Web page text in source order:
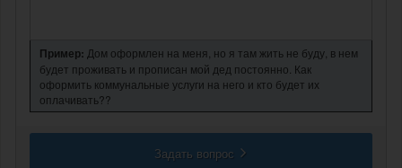
Пример: Дом оформлен на меня, но я там жить не буду, в нем
будет проживать и прописан мой дед постоянно. Как
оформить коммунальные услуги на него и кто будет их
оплачивать??
Задать вопрос